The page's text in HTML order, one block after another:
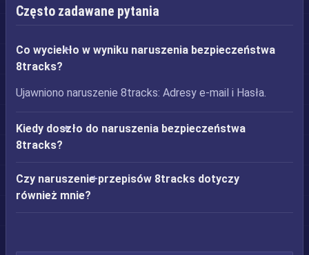
Często zadawane pytania
Co wyciekło w wyniku naruszenia bezpieczeństwa
8tracks?
Ujawniono naruszenie 8tracks: Adresy e-mail i Hasła.
Kiedy doszło do naruszenia bezpieczeństwa
8tracks?
Czy naruszenie przepisów 8tracks dotyczy
również mnie?